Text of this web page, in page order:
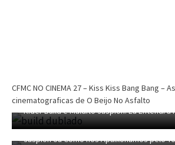
CFMC NO CINEMA 27 – Kiss Kiss Bang Bang –
cinematograficas de O Beijo No Asfalto
Dri Tinoco dezembro 6, 2025
CFMC SESSÃO TOKUSATSU 04 – Dublagem
Rider Build e Maldito Jaspion! Eu Entendi a
CFMC SESSÃO TOKUSATSU 03 – 40 Anos
Jaspion ou Como nos Apaixonamos pelo